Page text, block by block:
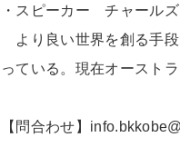
・スピーカー チャール
より良い世界を創る手段
っている。現在オースト
【問合わせ】